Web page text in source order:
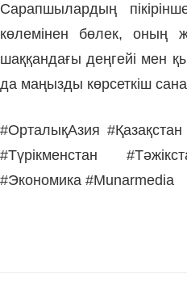
Сарапшылардың
көлемінен бөлек, оның
шаққандағы деңгейі мен
да маңызды көрсеткіш
#ОрталықАзия
#Түрікменстан
#Экономика #Munarmedia